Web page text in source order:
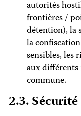
autorités
frontières /
détention), la
la
sensibles, les
aux
commune.
2.3.